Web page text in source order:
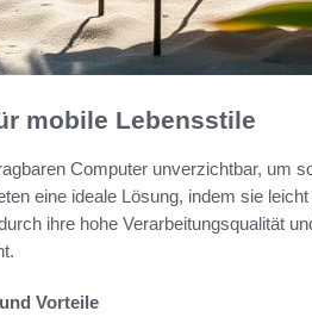
mobile Lebensstile
Computer unverzichtbar, um
eine ideale Lösung, indem sie
ihre hohe Verarbeitungsqualität
Vorteile